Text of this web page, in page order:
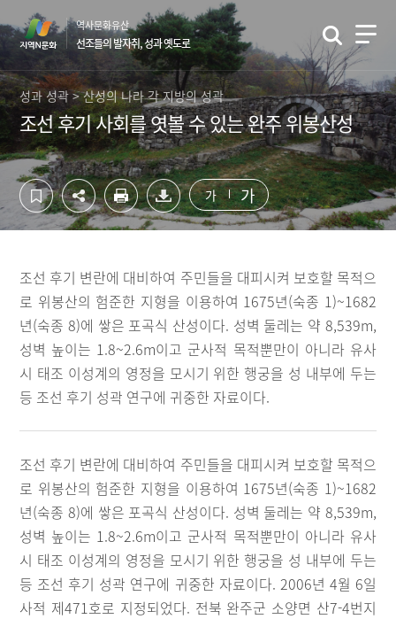
텐
츠
영
역
바
로
가
단
영
역
바
로
가
기
역사문화유산
선조들의 발자취, 성과 옛도로
성과 성곽 > 산성의 나라 각 지방의 성곽
조선 후기 사회를 엿볼 수 있는 완주 위봉산성
가 가
조선 후기 변란에 대비하여 주민들을 대피시켜 보호할 목적으
로 위봉산의 험준한 지형을 이용하여 1675년(숙종 1)~1682
년(숙종 8)에 쌓은 포곡식 산성이다. 성벽 둘레는 약 8,539m,
성벽 높이는 1.8~2.6m이고 군사적 목적뿐만이 아니라 유사
시 태조 이성계의 영정을 모시기 위한 행궁을 성 내부에 두는
등 조선 후기 성곽 연구에 귀중한 자료이다.
조선 후기 변란에 대비하여 주민들을 대피시켜 보호할 목적으
로 위봉산의 험준한 지형을 이용하여 1675년(숙종 1)~1682
년(숙종 8)에 쌓은 포곡식 산성이다. 성벽 둘레는 약 8,539m,
성벽 높이는 1.8~2.6m이고 군사적 목적뿐만이 아니라 유사
시 태조 이성계의 영정을 모시기 위한 행궁을 성 내부에 두는
등 조선 후기 성곽 연구에 귀중한 자료이다. 2006년 4월 6일
사적 제471호로 지정되었다. 전북 완주군 소양면 산7-4번지